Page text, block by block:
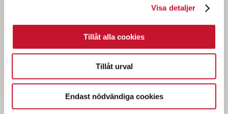
Visa detaljer
Tillåt alla cookies
Tillåt urval
Endast nödvändiga cookies